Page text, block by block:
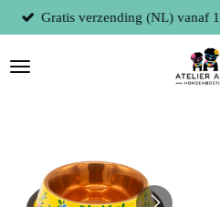
Ga
direct
naar
de
Euro